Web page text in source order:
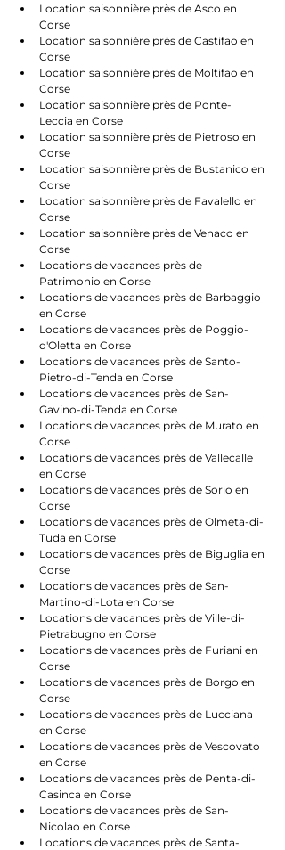
Location saisonnière près de Asco en
Corse
Location saisonnière près de Castifao en
Corse
Location saisonnière près de Moltifao en
Corse
Location saisonnière près de Ponte-
Leccia en Corse
Location saisonnière près de Pietroso en
Corse
Location saisonnière près de Bustanico en
Corse
Location saisonnière près de Favalello en
Corse
Location saisonnière près de Venaco en
Corse
Locations de vacances près de
Patrimonio en Corse
Locations de vacances près de Barbaggio
en Corse
Locations de vacances près de Poggio-
d'Oletta en Corse
Locations de vacances près de Santo-
Pietro-di-Tenda en Corse
Locations de vacances près de San-
Gavino-di-Tenda en Corse
Locations de vacances près de Murato en
Corse
Locations de vacances près de Vallecalle
en Corse
Locations de vacances près de Sorio en
Corse
Locations de vacances près de Olmeta-di-
Tuda en Corse
Locations de vacances près de Biguglia en
Corse
Locations de vacances près de San-
Martino-di-Lota en Corse
Locations de vacances près de Ville-di-
Pietrabugno en Corse
Locations de vacances près de Furiani en
Corse
Locations de vacances près de Borgo en
Corse
Locations de vacances près de Lucciana
en Corse
Locations de vacances près de Vescovato
en Corse
Locations de vacances près de Penta-di-
Casinca en Corse
Locations de vacances près de San-
Nicolao en Corse
Locations de vacances près de Santa-